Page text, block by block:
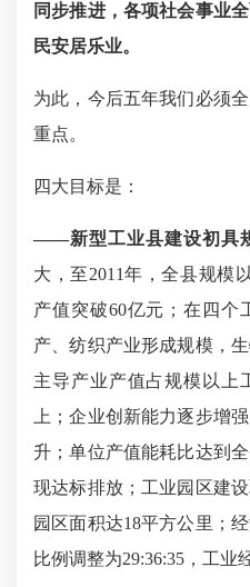
同步推进，各项社会事业
民安居乐业。
为此，今后五年我们必须
重点。
四大目标是：
——新型工业县建设初具
大，至2011年 ，全县规模
产值突破60亿元；在四个
产、纺织产业形成规模，
主导产业产值占规模以上
上；企业创新能力逐步增
升；单位产值能耗比达到
现达标排放； 工业园区建
园区面积达18平方公里；
比例调整为29:36:35，工业